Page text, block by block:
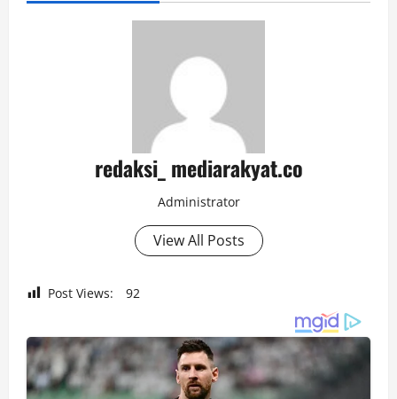
redaksi_ mediarakyat.co
Administrator
View All Posts
Post Views: 92